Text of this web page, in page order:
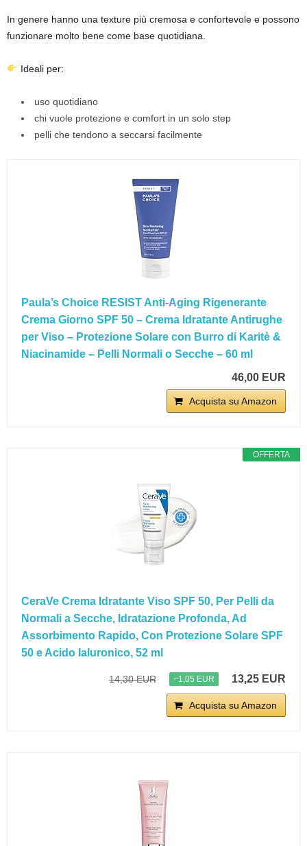
In genere hanno una texture più cremosa e confortevole e possono
funzionare molto bene come base quotidiana.
Ideali per:
uso quotidiano
chi vuole protezione e comfort in un solo step
pelli che tendono a seccarsi facilmente
Paula’s Choice RESIST Anti-Aging Rigenerante
Crema Giorno SPF 50 – Crema Idratante Antirughe
per Viso – Protezione Solare con Burro di Karitè &
Niacinamide – Pelli Normali o Secche – 60 ml
46,00 EUR
Acquista su Amazon
OFFERTA
CeraVe Crema Idratante Viso SPF 50, Per Pelli da
Normali a Secche, Idratazione Profonda, Ad
Assorbimento Rapido, Con Protezione Solare SPF
50 e Acido Ialuronico, 52 ml
14,30 EUR −1,05 EUR 13,25 EUR
Acquista su Amazon